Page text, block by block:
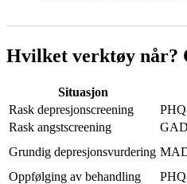
Hvilket verktøy når?
Situasjon
Rask depresjonscreening
Rask angstscreening
Grundig depresjonsvurdering
Oppfølging av behandling